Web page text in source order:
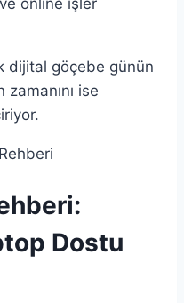
dijital göçebe günün
zamanını ise
Dostu